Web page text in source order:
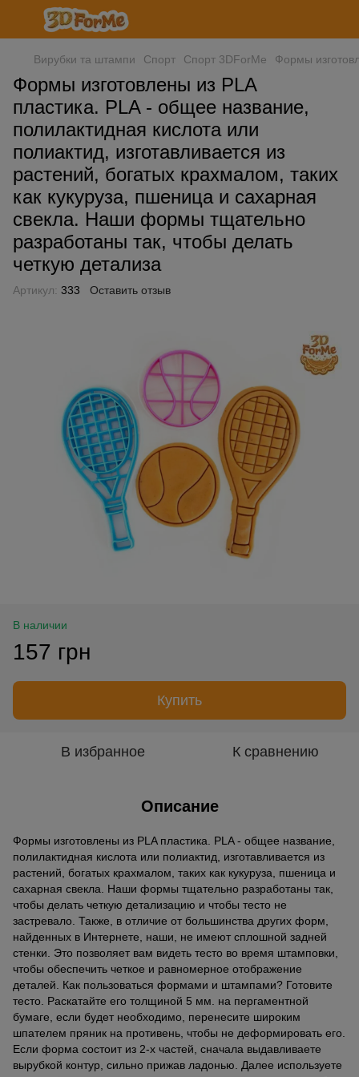
Вирубки та штампи Спорт Спорт 3DForMe Формы
Формы изготовлены из PLA
пластика. PLA - общее название,
полилактидная кислота или
полиактид, изготавливается из
растений, богатых крахмалом, таких
как кукуруза, пшеница и сахарная
свекла. Наши формы тщательно
разработаны так, чтобы делать
четкую детализа
Артикул: 333 Оставить отзыв
В наличии
157 грн
Купить
В избранное К сравнению
Описание
Формы изготовлены из PLA пластика. PLA - общее название,
полилактидная кислота или полиактид, изготавливается из
растений, богатых крахмалом, таких как кукуруза, пшеница и
сахарная свекла. Наши формы тщательно разработаны так,
чтобы делать четкую детализацию и чтобы тесто не
застревало. Также, в отличие от большинства других форм,
найденных в Интернете, наши, не имеют сплошной задней
стенки. Это позволяет вам видеть тесто во время штамповки,
чтобы обеспечить четкое и равномерное отображение
деталей. Как пользоваться формами и штампами? Готовите
тесто. Раскатайте его толщиной 5 мм. на пергаментной
бумаге, если будет необходимо, перенесите широким
шпателем пряник на противень, чтобы не деформировать его.
Если форма состоит из 2-х частей, сначала выдавливаете
вырубкой контур, сильно прижав ладонью. Далее используете